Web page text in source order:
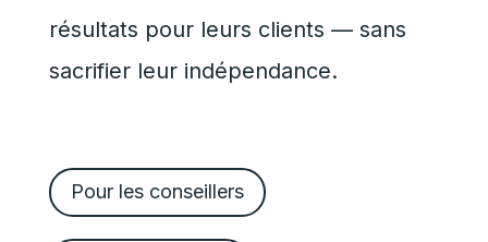
résultats pour leurs clients — sans
sacrifier leur indépendance.
Pour les conseillers